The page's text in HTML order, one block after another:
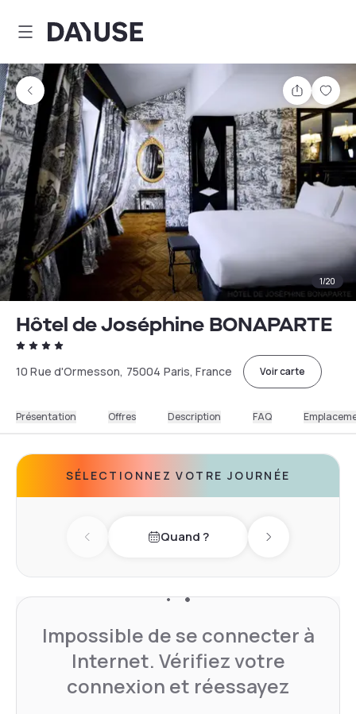
Dayuse
Partager
1/20
Hôtel de Joséphine BONAPARTE
10 Rue d'Ormesson, 75004 Paris, France Voir carte
Présentation Offres Description FAQ
SÉLECTIONNEZ VOTRE JOURNÉE
Previous dayQuand ? Next day
Impossible de se connecter à
Internet. Vérifiez votre
connexion et réessayez